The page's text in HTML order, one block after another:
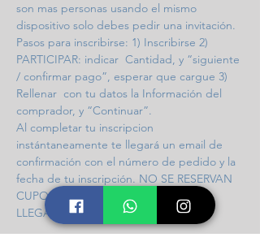
son mas personas usando el mismo
dispositivo solo debes pedir una invitación.
Pasos para inscribirse: 1) Inscribirse 2)
PARTICIPAR: indicar  Cantidad, y “siguiente
/ confirmar pago”, esperar que cargue 3)
Rellenar  con tu datos la Información del
comprador, y “Continuar”.
Al completar tu inscripcion
instántaneamente te llegará un email de
confirmación con el número de pedido y la
fecha de tu inscripción. NO SE RESERVAN
CUPOS / INGRESO POR ORDEN DE
LLEGADA / 97 CUPOS DISPONIBLES.